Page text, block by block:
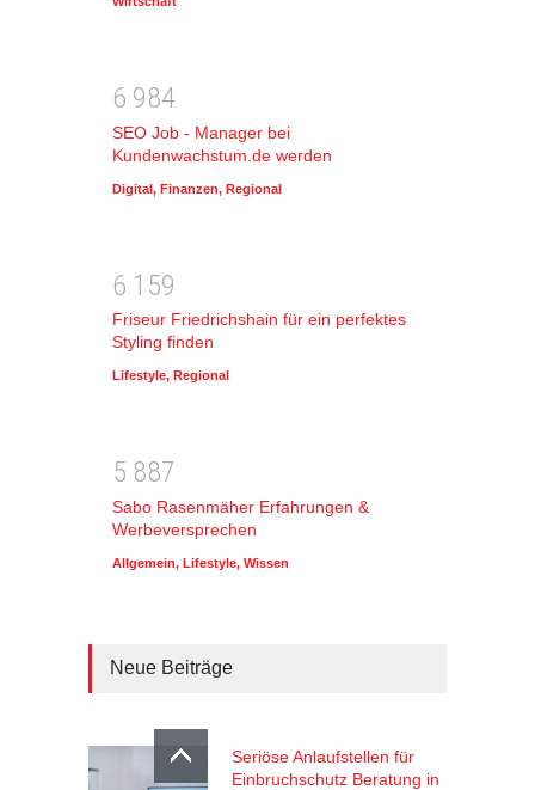
6 984
SEO Job - Manager bei
Kundenwachstum.de werden
Digital, Finanzen, Regional
6 1 59
Friseur Friedrichshain für ein perfektes
Styling finden
Lifestyle, Regional
5 887
Sabo Rasenmäher Erfahrungen &
Werbeversprechen
Allgemein, Lifestyle, Wissen
Neue Beiträge
Seriöse Anlaufstellen für
Einbruchschutz Beratung in